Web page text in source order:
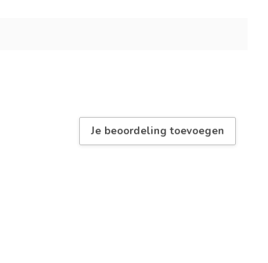
Je beoordeling toevoegen